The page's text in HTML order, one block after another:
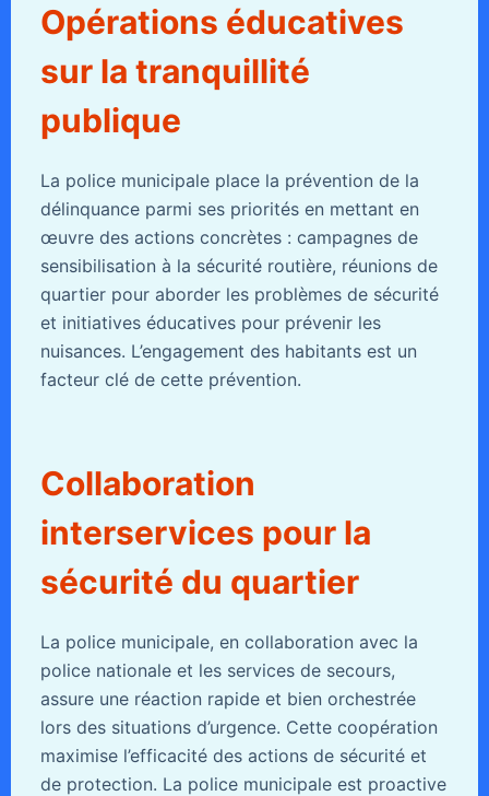
Opérations éducatives
sur la tranquillité
publique
La police municipale place la prévention de la
délinquance parmi ses priorités en mettant en
œuvre des actions concrètes : campagnes de
sensibilisation à la sécurité routière, réunions de
quartier pour aborder les problèmes de sécurité
et initiatives éducatives pour prévenir les
nuisances. L’engagement des habitants est un
facteur clé de cette prévention.
Collaboration
interservices pour la
sécurité du quartier
La police municipale, en collaboration avec la
police nationale et les services de secours,
assure une réaction rapide et bien orchestrée
lors des situations d’urgence. Cette coopération
maximise l’efficacité des actions de sécurité et
de protection. La police municipale est proactive